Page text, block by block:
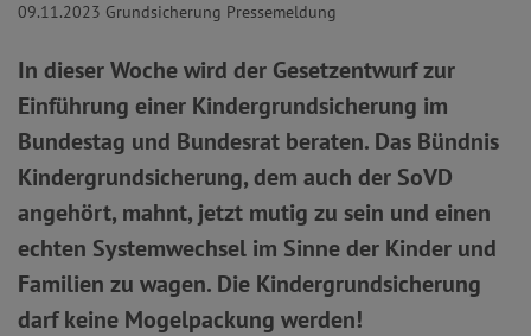
09.11.2023 Grundsicherung Pressemeldung
In dieser Woche wird der Gesetzentwurf zur
Einführung einer Kindergrundsicherung im
Bundestag und Bundesrat beraten. Das Bündnis
Kindergrundsicherung, dem auch der SoVD
angehört, mahnt, jetzt mutig zu sein und einen
echten Systemwechsel im Sinne der Kinder und
Familien zu wagen. Die Kindergrundsicherung
darf keine Mogelpackung werden!